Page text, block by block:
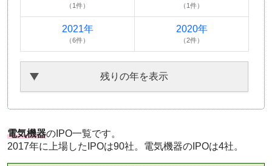
（1件） （1件）
2021年
（6件）
2020年
（2件）
残りの年を表示
電気機器のIPO一覧です。
2017年に上場したIPOは90社。電気機器のIPOは4社。